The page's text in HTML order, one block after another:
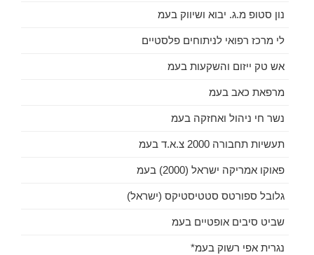
נון סטופ מ.ג. יבוא ושיווק בעמ
לי מרכז רפואי לניתוחים פלסטיים
אש טק ייזום והשקעות בעמ
מרפאת כאב בעמ
נשר חי ניהול ואחזקה בעמ
תעשיות תחבורה 2000 צ.א.ד בעמ
פאוקו אמריקה ישראל (2000) בעמ
גלובל ספורטס סטטיסטיקס (ישראל)
שביט סיבים אופטיים בעמ
נגרית אפי רשוק בעמ*